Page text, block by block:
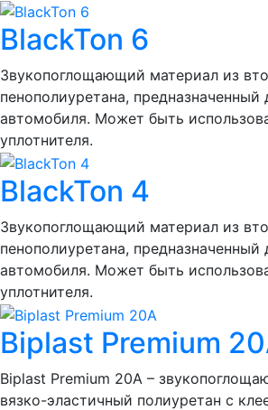
BlackTon 6
Звукопоглощающий материал из
пенополиуретана,
автомобиля. Может быть
уплотнителя.
BlackTon 4
Звукопоглощающий материал из
пенополиуретана,
автомобиля. Может быть
уплотнителя.
Biplast Premium
Biplast Premium 20A –
вязко-эластичный полиуретан с